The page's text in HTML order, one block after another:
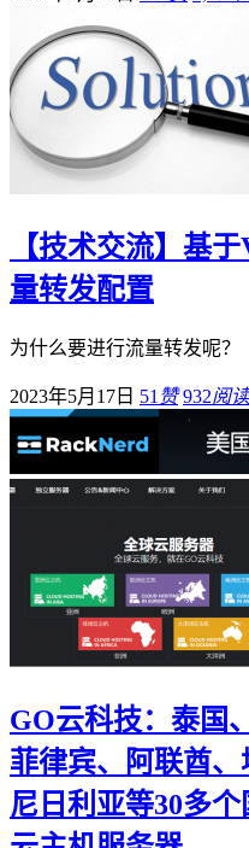
【技术交流】基
量转发配置
为什么要进行流量转发呢？
2023年5月17日 51 赞 932阅读
GO云科技：泰国
菲律宾、阿联酋、
尼日利亚等30多